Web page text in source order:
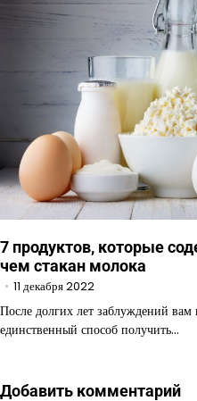
7 продуктов, которые
чем стакан молока
11 декабря 2022
После долгих лет заблуждений
единственный способ получить…
Добавить комментарий